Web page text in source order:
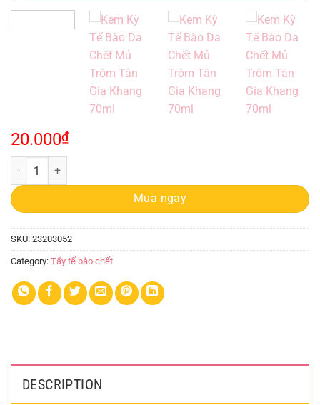
20.000₫
Kem Kỳ Tế Bào Da Chết Mủ Trôm Tân Gia Khang 70ml quantity
Mua ngay
SKU: 23203052
Category: Tẩy tế bào chết
DESCRIPTION